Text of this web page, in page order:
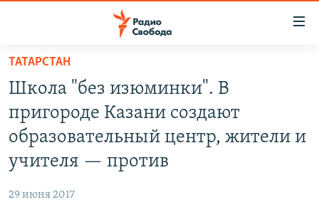
упрощенного
доступа
основному
содержанию
Вернутся
ПРОГРАММЫ
АВТОРСКИЕ ПРОЕКТЫ
ТАТАРСТАН
Школа "без изюминки". В
пригороде Казани создают
образовательный центр, жители и
учителя — против
29 июня 2017